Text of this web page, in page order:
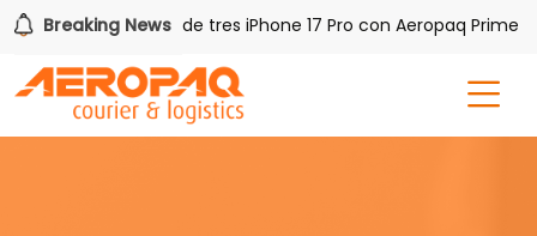
Breaking News
Gana uno de tres iPhone 17 Pro con Aeropaq Prime